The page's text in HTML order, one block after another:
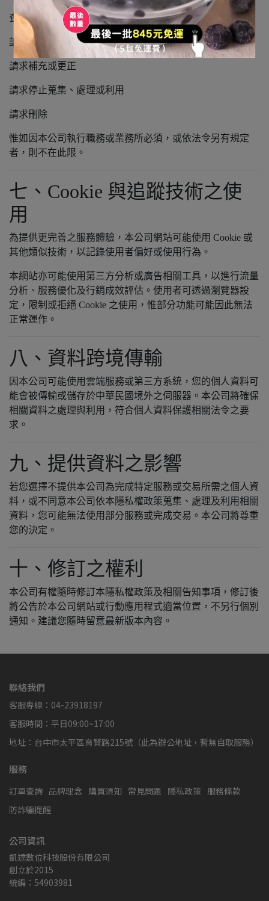
查詢或請求閱覽
請求製給複本（本公司得酌收必要成本費用）
請求補充或更正
請求停止蒐集、處理或利用
請求刪除
惟如因本公司執行職務或業務所必須，或依法令另有規定
者，則不在此限。
七、Cookie 與追蹤技術之使
用
為提供更完善之服務體驗，本公司網站可能使用 Cookie 或
其他類似技術，以記錄使用者偏好或使用行為。
本網站亦可能使用第三方分析或廣告相關工具，以進行流量
分析、服務優化及行銷成效評估。使用者可透過瀏覽器設
定，限制或拒絕 Cookie 之使用，惟部分功能可能因此無法
正常運作。
八、資料跨境傳輸
因本公司可能使用雲端服務或第三方系統，您的個人資料可
能會被傳輸或儲存於中華民國境外之伺服器。本公司將確保
相關資料之處理與利用，符合個人資料保護相關法令之要
求。
九、提供資料之影響
若您選擇不提供本公司為完成特定服務或交易所需之個人資
料，或不同意本公司依本隱私權政策蒐集、處理及利用相關
資料，您可能無法使用部分服務或完成交易。本公司將尊重
您的決定。
十、修訂之權利
本公司有權隨時修訂本隱私權政策及相關告知事項，修訂後
將公告於本公司網站或行動應用程式適當位置，不另行個別
通知。建議您隨時留意最新版本內容。
聯絡我們
客服專線：04-23918197
客服時間：平日09:00~17:00
地址：台中市太平區育賢路215號（此為辦公地址，暫無自取服務）
服務
訂單查詢 品牌理念 購買須知 常見問題 隱私政策 服務條款
防詐騙提醒
公司資訊
凱達數位科技股份有限公司
創立於2015
統編：54903981